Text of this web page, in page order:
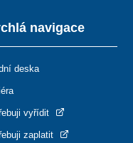
navigace
deska
vyřídit
zaplatit